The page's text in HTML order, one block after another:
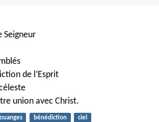
Seigneur
de l’Esprit
union avec Christ.
louanges bénédiction ciel